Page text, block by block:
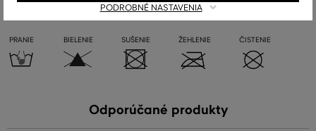
PRANIE BIELENIE SUŠENIE ŽEHLENIE ČISTENIE
Odporúčané produkty
PODROBNÉ NASTAVENIA